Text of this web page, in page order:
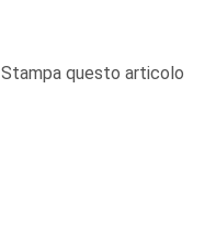
Stampa questo articolo